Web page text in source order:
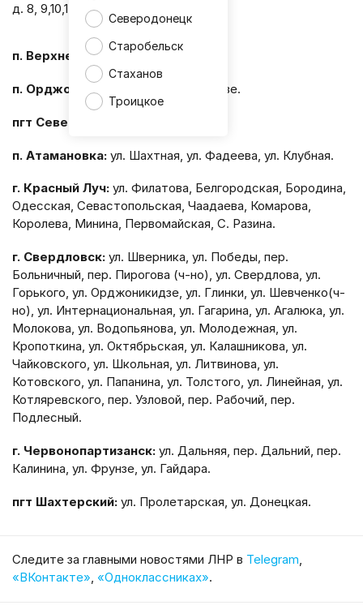
Северодонецк
Старобельск
Стаханов
Троицкое
д. 8, 9,10,14; ул. Пионерская, 8.
п. Верхнешевыревка.
п. Орджоникидзе: ул. Орджоникидзе.
пгт Северный
п. Атамановка: ул. Шахтная, ул. Фадеева, ул. Клубная.
г. Красный Луч: ул. Филатова, Белгородская, Бородина,
Одесская, Севастопольская, Чаадаева, Комарова,
Королева, Минина, Первомайская, С. Разина.
г. Свердловск: ул. Шверника, ул. Победы, пер.
Больничный, пер. Пирогова (ч-но), ул. Свердлова, ул.
Горького, ул. Орджоникидзе, ул. Глинки, ул. Шевченко(ч-
но), ул. Интернациональная, ул. Гагарина, ул. Агалюка, ул.
Молокова, ул. Водопьянова, ул. Молодежная, ул.
Кропоткина, ул. Октябрьская, ул. Калашникова, ул.
Чайковского, ул. Школьная, ул. Литвинова, ул.
Котовского, ул. Папанина, ул. Толстого, ул. Линейная, ул.
Котляревского, пер. Узловой, пер. Рабочий, пер.
Подлесный.
г. Червонопартизанск: ул. Дальняя, пер. Дальний, пер.
Калинина, ул. Фрунзе, ул. Гайдара.
пгт Шахтерский: ул. Пролетарская, ул. Донецкая.
Cледите за главными новостями ЛНР в Telegram,
«ВКонтакте», «Одноклассниках».